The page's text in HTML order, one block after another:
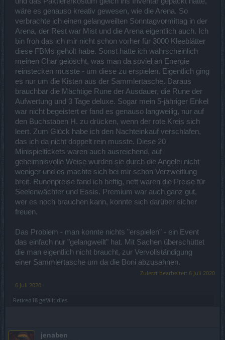
wäre es genauso kreativ gewesen, wie die Arena. So
verbrachte ich einen gelangweilten Sonntagvormittag in der
Arena, der Rest war Mist und die Arena eigentlich auch. Ich
bin froh das ich mir nicht schon vorher für 3000 Kleeblätter
diese FBMs geholt habe. Sonst hätte ich wahrscheinlich
meinen Char gelöscht, was man da soviel an Energie
reinstecken musste - um diese zu erspielen. Eigentlich ging
es nur um die Kisten aus der Sammlertasche. Daraus
brauchbar die Mächtige Rune der Ausdauer, die Rune der
Aufwertung und 3 Tage deluxe. Sogar mein 5-jähriger Enkel
war nicht begeistert er fand es genauso langweilig, nur auf
den Buchstaben H. zu drücken, wenn der rote Kreis sich
leert. Zum Glück habe ich den Nachteinkauf verschlafen,
das ich da nicht doppelt rein musste. Diese 20
Minispieltickets waren auch ausreichend, auf
geheimnisvolle Weise wurden sie durch die Angelei nicht
weniger und es machte sich bei mir schon Verzweiflung
breit. Runenpreise fand ich heftig, nett waren die Preise für
Seelenwächter und Essis. Premium war auch ganz gut,
wer es noch brauchen kann, konnte sich darüber sicher
freuen.
Das Problem - man konnte nichts "erspielen" - ein Event
das einfach nur "gelangweilt" hat. Mit Sachen überschüttet
die man eigentlich nicht braucht, zur Vervollständigung
einer Sammlertasche um da die Boni abzusahnen.
Zuletzt bearbeitet: 6 Juli 2020
6 Juli 2020
Retired18 gefällt dies.
jenaben